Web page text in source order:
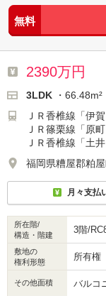
無料
2390万円
3LDK
・
ＪＲ香椎線「伊
ＪＲ篠栗線「原
ＪＲ香椎線「土
福岡県糟屋郡粕
月々支払
所在階/
構造・階建
3階/
敷地の
権利形態
所有権
その他面積 バルコ